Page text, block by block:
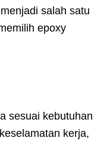
salah satu
epoxy
sesuai kebutuhan
kerja,